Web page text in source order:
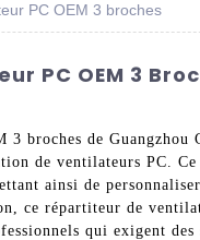
PC OEM 3 broches
PC OEM 3
3 broches de
de ventilateurs PC.
ainsi de
ce répartiteur de
qui exigent